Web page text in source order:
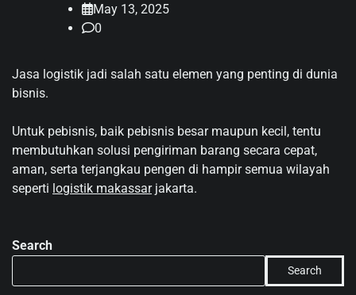
May 13, 2025
0
Jasa logistik jadi salah satu elemen yang penting di dunia
bisnis.
Untuk pebisnis, baik pebisnis besar maupun kecil, tentu
membutuhkan solusi pengiriman barang secara cepat,
aman, serta terjangkau pengen di hampir semua wilayah
seperti logistik makassarjakarta.
Search
Search